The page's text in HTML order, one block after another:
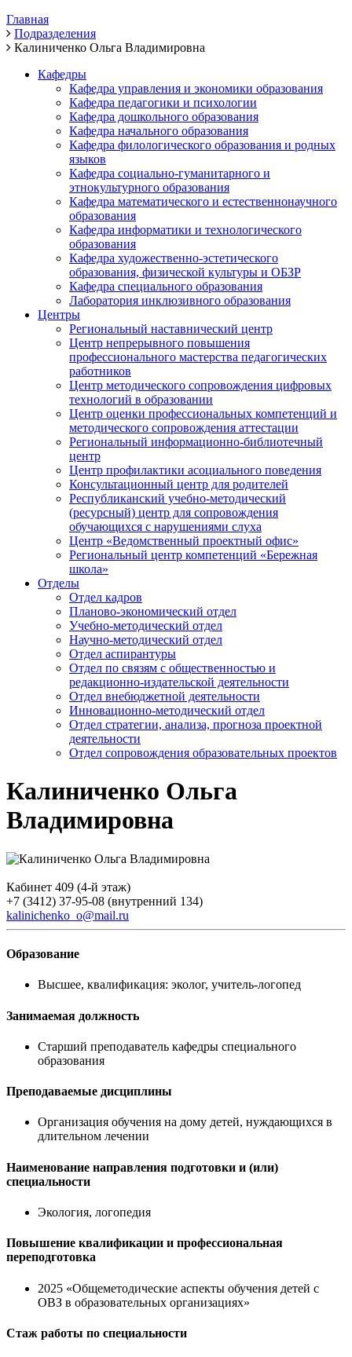
Главная
Подразделения
Калиниченко Ольга Владимировна
Кафедры
Кафедра управления и экономики образования
Кафедра педагогики и психологии
Кафедра дошкольного образования
Кафедра начального образования
Кафедра филологического образования и родных
языков
Кафедра социально-гуманитарного и
этнокультурного образования
Кафедра математического и естественнонаучного
образования
Кафедра информатики и технологического
образования
Кафедра художественно-эстетического
образования, физической культуры и ОБЗР
Кафедра специального образования
Лаборатория инклюзивного образования
Центры
Региональный наставнический центр
Центр непрерывного повышения
профессионального мастерства педагогических
работников
Центр методического сопровождения цифровых
технологий в образовании
Центр оценки профессиональных компетенций и
методического сопровождения аттестации
Региональный информационно-библиотечный
центр
Центр профилактики асоциального поведения
Консультационный центр для родителей
Республиканский учебно-методический
(ресурсный) центр для сопровождения
обучающихся с нарушениями слуха
Центр «Ведомственный проектный офис»
Региональный центр компетенций «Бережная
школа»
Отделы
Отдел кадров
Планово-экономический отдел
Учебно-методический отдел
Научно-методический отдел
Отдел аспирантуры
Отдел по связям с общественностью и
редакционно-издательской деятельности
Отдел внебюджетной деятельности
Инновационно-методический отдел
Отдел стратегии, анализа, прогноза проектной
деятельности
Отдел сопровождения образовательных проектов
Калиниченко Ольга
Владимировна
Кабинет 409 (4-й этаж)
+7 (3412) 37-95-08 (внутренний 134)
kalinichenko_o@mail.ru
Образование
Высшее, квалификация: эколог, учитель-логопед
Занимаемая должность
Старший преподаватель кафедры специального
образования
Преподаваемые дисциплины
Организация обучения на дому детей, нуждающихся в
длительном лечении
Наименование направления подготовки и (или)
специальности
Экология, логопедия
Повышение квалификации и профессиональная
переподготовка
2025 «Общеметодические аспекты обучения детей с
ОВЗ в образовательных организациях»
Стаж работы по специальности